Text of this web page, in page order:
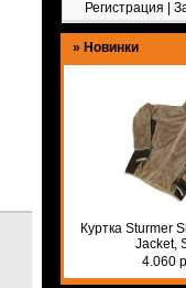
Регистрация |
» Новинки
Куртка Sturmer
Jacket,
4.060